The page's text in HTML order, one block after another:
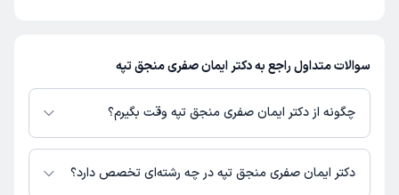
سوالات متداول راجع به دکتر ایمان صفری منجق تپه
چگونه از دکتر ایمان صفری منجق تپه وقت بگیرم؟
در صورتی کهدکتر ایمان صفری منجق تپهدارای پروفایل فعال و نوبت‌دهی باز در
پلتفرم دکترتو باشند، می‌توانید از طریق این پلتفرم برای دریافت نوبت اقدام کنید.
در صورت فعال بودن پروفایل پزشک در دکترتو، امکان مشاهده نوبت‌های آزاد،
دکتر ایمان صفری منجق تپه در چه رشته‌ای تخصص دارد؟